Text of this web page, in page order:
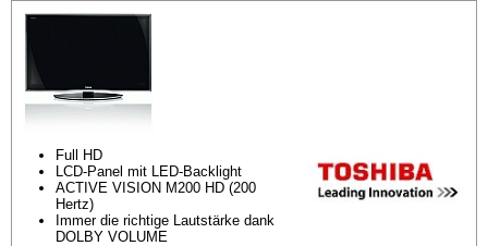
Full HD
LCD-Panel mit LED-Backlight
ACTIVE VISION M200 HD (200
Hertz)
Immer die richtige Lautstärke dank
DOLBY VOLUME